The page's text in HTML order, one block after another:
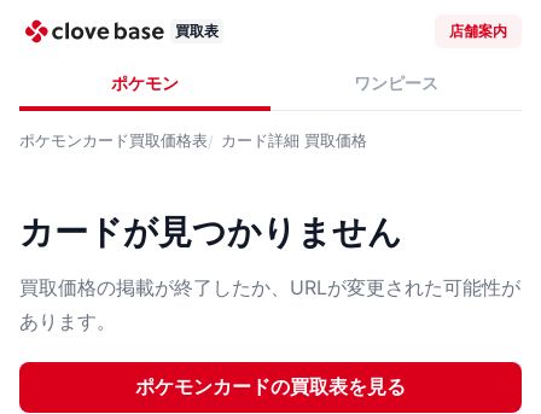
買取表 店舗案内
ポケモン ワンピース
ポケモンカード買取価格表 カード詳細 買取価格
カードが見つかりません
買取価格の掲載が終了したか、URLが変更された可能性が
あります。
ポケモンカードの買取表を見る